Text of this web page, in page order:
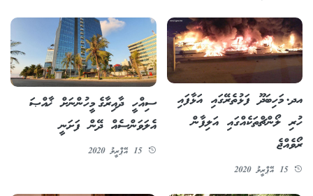
އދ. މަހިބަދޫ ފަޅުތެރޭގައި އަޅާފައި
ހުރި ލޯންޗްތަކެއްގައި އަލިފާން
ރޯވެއްޖެ
15 އޭޕްރީލު 2020
ސިއްހީ ދާއިރާގެ މީހުންނަށް ޚާއްޞަ
އެލަވަންސެއް ދޭން ފަށަނީ
15 އޭޕްރީލު 2020